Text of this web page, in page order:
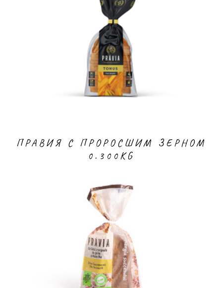
ПРАВИЯ С ПРОРОСШИМ ЗЕРНОМ
0.300KG